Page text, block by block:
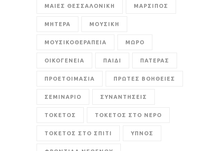
ΜΑΙΕΣ ΘΕΣΣΑΛΟΝΙΚΗ ΜΑΡΣΙΠΟΣ
ΜΗΤΕΡΑ ΜΟΥΣΙΚΗ
ΜΟΥΣΙΚΟΘΕΡΑΠΕΙΑ ΜΩΡΟ
ΟΙΚΟΓΕΝΕΙΑ ΠΑΙΔΙ ΠΑΤΕΡΑΣ
ΠΡΟΕΤΟΙΜΑΣΙΑ ΠΡΩΤΕΣ ΒΟΗΘΕΙΕΣ
ΣΕΜΙΝΑΡΙΟ ΣΥΝΑΝΤΗΣΕΙΣ
ΤΟΚΕΤΟΣ ΤΟΚΕΤΟΣ ΣΤΟ ΝΕΡΟ
ΤΟΚΕΤΟΣ ΣΤΟ ΣΠΙΤΙ ΥΠΝΟΣ